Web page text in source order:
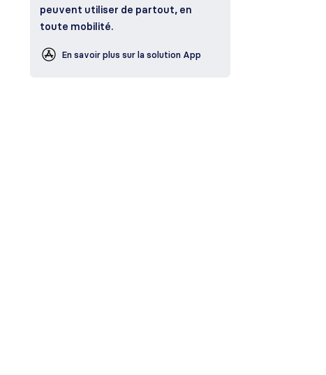
peuvent utiliser de partout, en
toute mobilité.
En savoir plus sur la solution App